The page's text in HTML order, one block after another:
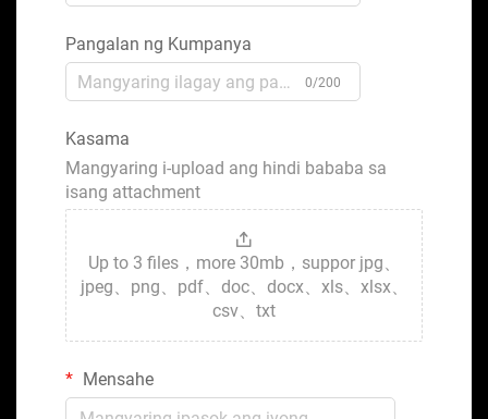
Pangalan ng Kumpanya
0/200
Kasama
Mangyaring i-upload ang hindi bababa sa
isang attachment
Up to 3 files，more 30mb，suppor jpg、
jpeg、png、pdf、doc、docx、xls、xlsx、
csv、txt
Mensahe